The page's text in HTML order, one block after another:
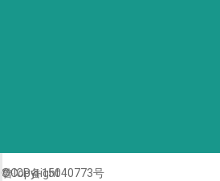
©Copyright
鲁ICP备15040773号